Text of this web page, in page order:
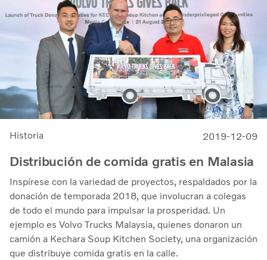
Historia 2019-12-09
Distribución de comida gratis en Malasia
Inspírese con la variedad de proyectos, respaldados por la
donación de temporada 2018, que involucran a colegas
de todo el mundo para impulsar la prosperidad. Un
ejemplo es Volvo Trucks Malaysia, quienes donaron un
camión a Kechara Soup Kitchen Society, una organización
que distribuye comida gratis en la calle.